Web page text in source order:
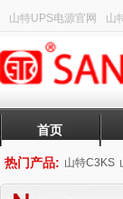
山特UPS电源官网 山
首页
热门产品: 山特C3KS